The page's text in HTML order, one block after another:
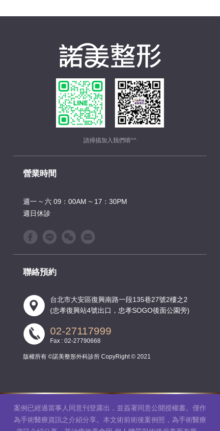
請掃描加入我們唷^^
營業時間
週一 ~ 六 09：00AM ~ 17：30PM
週日休診
聯絡預約
台北市大安區復興南路一段135巷27號2樓之2
(忠孝復興站4號出口，忠孝SOGO後面公園旁)
02-27117999
Fax : 02-27790668
版權所有 ©諾美整形外科診所 CopyRight © 2021
案例已經過當事人同意刊登露出，並簽署同意公開授權書。僅作
為手術醫療資訊之介紹分享。本文術前術後案例照，為手術醫療